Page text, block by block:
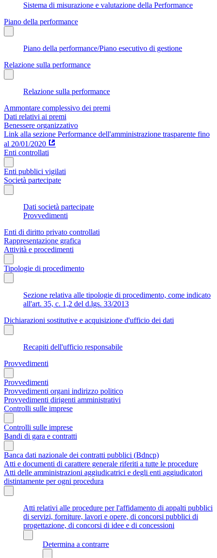
Sistema di misurazione e valutazione della Performance
Piano della performance
Piano della performance/Piano esecutivo di gestione
Relazione sulla performance
Relazione sulla performance
Ammontare complessivo dei premi
Dati relativi ai premi
Benessere organizzativo
Link alla sezione Performance dell'amministrazione trasparente fino
al 20/01/2020
Enti controllati
Enti pubblici vigilati
Società partecipate
Dati società partecipate
Provvedimenti
Enti di diritto privato controllati
Rappresentazione grafica
Attività e procedimenti
Tipologie di procedimento
Sezione relativa alle tipologie di procedimento, come indicato
all'art. 35, c. 1,2 del d.lgs. 33/2013
Dichiarazioni sostitutive e acquisizione d'ufficio dei dati
Recapiti dell'ufficio responsabile
Provvedimenti
Provvedimenti
Provvedimenti organi indirizzo politico
Provvedimenti dirigenti amministrativi
Controlli sulle imprese
Controlli sulle imprese
Bandi di gara e contratti
Banca dati nazionale dei contratti pubblici (Bdncp)
Atti e documenti di carattere generale riferiti a tutte le procedure
Atti delle amministrazioni aggiudicatrici e degli enti aggiudicatori
distintamente per ogni procedura
Atti relativi alle procedure per l'affidamento di appalti pubblici
di servizi, forniture, lavori e opere, di concorsi pubblici di
progettazione, di concorsi di idee e di concessioni
Determina a contrarre